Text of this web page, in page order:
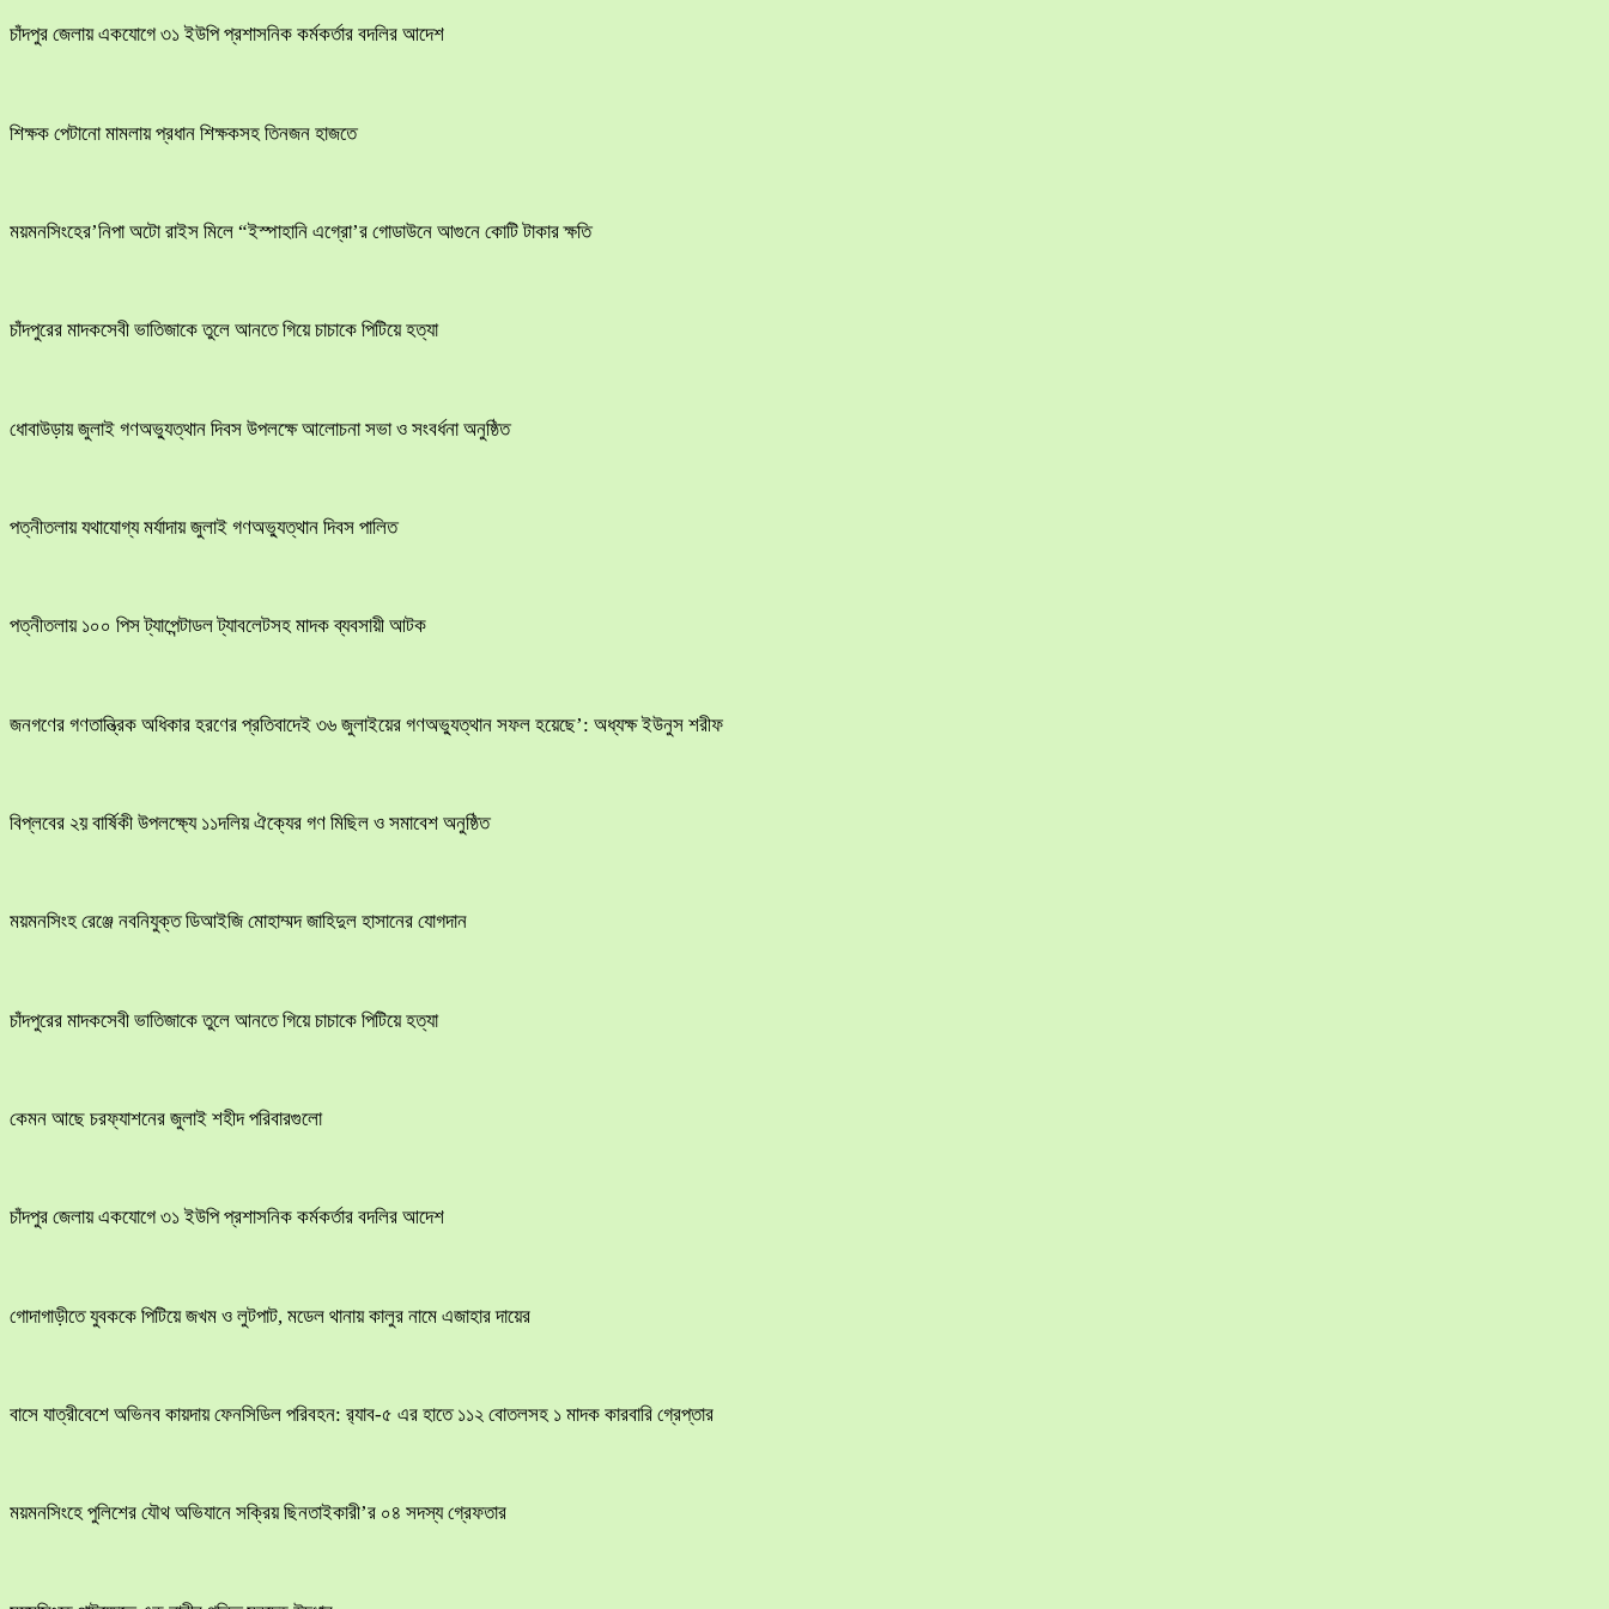
চাঁদপুর জেলায় একযোগে ৩১ ইউপি প্রশাসনিক কর্মকর্তার বদলির আদেশ
শিক্ষক পেটানো মামলায় প্রধান শিক্ষকসহ তিনজন হাজতে
ময়মনসিংহের’নিপা অটো রাইস মিলে “ইস্পাহানি এগ্রো’র গোডাউনে আগুনে কোটি টাকার ক্ষতি
চাঁদপুরের মাদকসেবী ভাতিজাকে তুলে আনতে গিয়ে চাচাকে পিটিয়ে হত্যা
ধোবাউড়ায় জুলাই গণঅভ্যুত্থান দিবস উপলক্ষে আলোচনা সভা ও সংবর্ধনা অনুষ্ঠিত
পত্নীতলায় যথাযোগ্য মর্যাদায় জুলাই গণঅভ্যুত্থান দিবস পালিত
পত্নীতলায় ১০০ পিস ট্যাপেন্টাডল ট্যাবলেটসহ মাদক ব্যবসায়ী আটক
জনগণের গণতান্ত্রিক অধিকার হরণের প্রতিবাদেই ৩৬ জুলাইয়ের গণঅভ্যুত্থান সফল হয়েছে’: অধ্যক্ষ ইউনুস শরীফ
বিপ্লবের ২য় বার্ষিকী উপলক্ষ্যে ১১দলিয় ঐক্যের গণ মিছিল ও সমাবেশ অনুষ্ঠিত
ময়মনসিংহ রেঞ্জে নবনিযুক্ত ডিআইজি মোহাম্মদ জাহিদুল হাসানের যোগদান
চাঁদপুরের মাদকসেবী ভাতিজাকে তুলে আনতে গিয়ে চাচাকে পিটিয়ে হত্যা
কেমন আছে চরফ্যাশনের জুলাই শহীদ পরিবারগুলো
চাঁদপুর জেলায় একযোগে ৩১ ইউপি প্রশাসনিক কর্মকর্তার বদলির আদেশ
​গোদাগাড়ীতে যুবককে পিটিয়ে জখম ও লুটপাট, মডেল থানায় কালুর নামে এজাহার দায়ের
বাসে যাত্রীবেশে অভিনব কায়দায় ফেনসিডিল পরিবহন: র‍্যাব-৫ এর হাতে ১১২ বোতলসহ ১ মাদক কারবারি গ্রেপ্তার
ময়মনসিংহে পুলিশের যৌথ অভিযানে সক্রিয় ছিনতাইকারী’র ০৪ সদস্য গ্রেফতার